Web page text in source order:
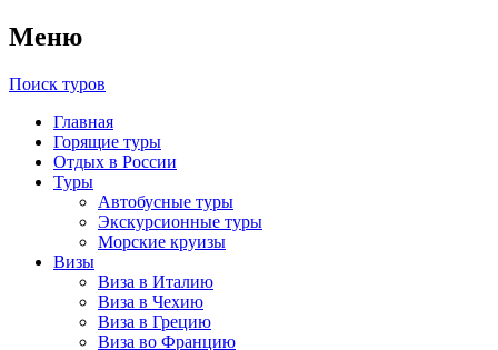
Меню
Поиск туров
Главная
Горящие туры
Отдых в России
Туры
Автобусные туры
Экскурсионные туры
Морские круизы
Визы
Виза в Италию
Виза в Чехию
Виза в Грецию
Виза во Францию